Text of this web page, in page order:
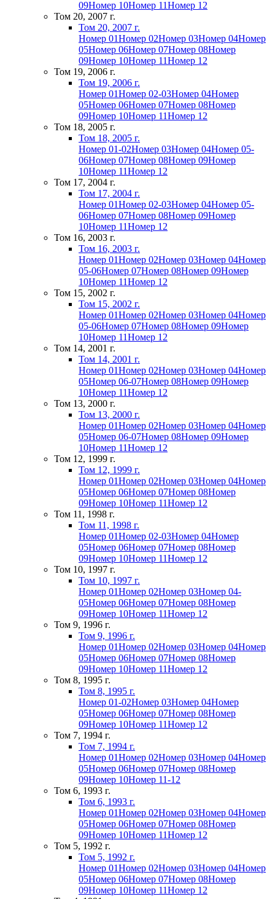
09Номер 10Номер 11Номер 12
Том 20, 2007 г.
Том 20, 2007 г.
Номер 01Номер 02Номер 03Номер 04Номер
05Номер 06Номер 07Номер 08Номер
09Номер 10Номер 11Номер 12
Том 19, 2006 г.
Том 19, 2006 г.
Номер 01Номер 02-03Номер 04Номер
05Номер 06Номер 07Номер 08Номер
09Номер 10Номер 11Номер 12
Том 18, 2005 г.
Том 18, 2005 г.
Номер 01-02Номер 03Номер 04Номер 05-
06Номер 07Номер 08Номер 09Номер
10Номер 11Номер 12
Том 17, 2004 г.
Том 17, 2004 г.
Номер 01Номер 02-03Номер 04Номер 05-
06Номер 07Номер 08Номер 09Номер
10Номер 11Номер 12
Том 16, 2003 г.
Том 16, 2003 г.
Номер 01Номер 02Номер 03Номер 04Номер
05-06Номер 07Номер 08Номер 09Номер
10Номер 11Номер 12
Том 15, 2002 г.
Том 15, 2002 г.
Номер 01Номер 02Номер 03Номер 04Номер
05-06Номер 07Номер 08Номер 09Номер
10Номер 11Номер 12
Том 14, 2001 г.
Том 14, 2001 г.
Номер 01Номер 02Номер 03Номер 04Номер
05Номер 06-07Номер 08Номер 09Номер
10Номер 11Номер 12
Том 13, 2000 г.
Том 13, 2000 г.
Номер 01Номер 02Номер 03Номер 04Номер
05Номер 06-07Номер 08Номер 09Номер
10Номер 11Номер 12
Том 12, 1999 г.
Том 12, 1999 г.
Номер 01Номер 02Номер 03Номер 04Номер
05Номер 06Номер 07Номер 08Номер
09Номер 10Номер 11Номер 12
Том 11, 1998 г.
Том 11, 1998 г.
Номер 01Номер 02-03Номер 04Номер
05Номер 06Номер 07Номер 08Номер
09Номер 10Номер 11Номер 12
Том 10, 1997 г.
Том 10, 1997 г.
Номер 01Номер 02Номер 03Номер 04-
05Номер 06Номер 07Номер 08Номер
09Номер 10Номер 11Номер 12
Том 9, 1996 г.
Том 9, 1996 г.
Номер 01Номер 02Номер 03Номер 04Номер
05Номер 06Номер 07Номер 08Номер
09Номер 10Номер 11Номер 12
Том 8, 1995 г.
Том 8, 1995 г.
Номер 01-02Номер 03Номер 04Номер
05Номер 06Номер 07Номер 08Номер
09Номер 10Номер 11Номер 12
Том 7, 1994 г.
Том 7, 1994 г.
Номер 01Номер 02Номер 03Номер 04Номер
05Номер 06Номер 07Номер 08Номер
09Номер 10Номер 11-12
Том 6, 1993 г.
Том 6, 1993 г.
Номер 01Номер 02Номер 03Номер 04Номер
05Номер 06Номер 07Номер 08Номер
09Номер 10Номер 11Номер 12
Том 5, 1992 г.
Том 5, 1992 г.
Номер 01Номер 02Номер 03Номер 04Номер
05Номер 06Номер 07Номер 08Номер
09Номер 10Номер 11Номер 12